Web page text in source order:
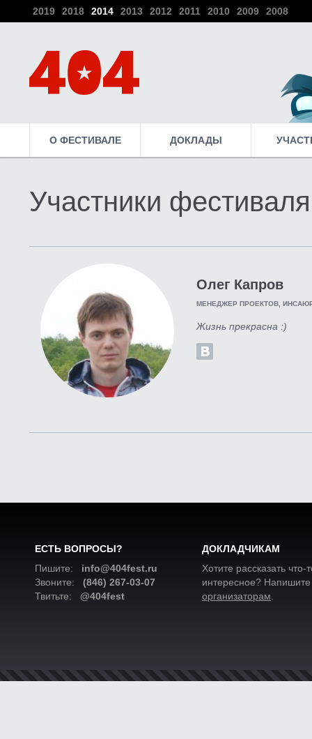
2019 2018 2014 2013 2012 2011 2010 2009 2008
О ФЕСТИВАЛЕ ДОКЛАДЫ
Участники фестиваля
Олег Капров
МЕНЕДЖЕР ПРОЕКТОВ,
Жизнь прекрасна :)
ЕСТЬ ВОПРОСЫ?
Пишите: info@404fest.ru
Звоните: (846) 267-03-07
Твитьте: @404fest
ДОКЛАДЧИКАМ
Хотите рассказать что-
интересное?
организаторам